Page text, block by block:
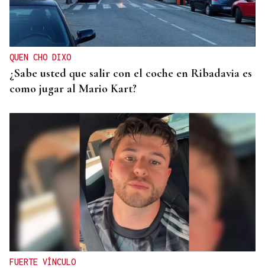
QUEN CHO DIXO
¿Sabe usted que salir con el coche en Ribadavia es
como jugar al Mario Kart?
FUERTE VÍNCULO